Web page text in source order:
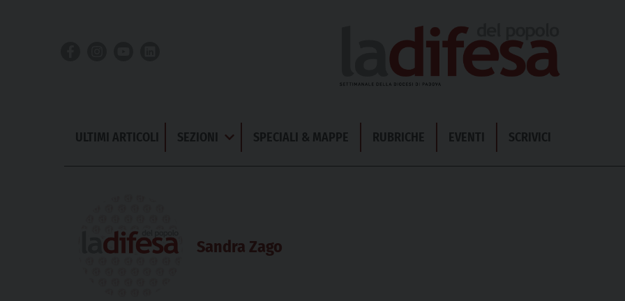
ULTIMI ARTICOLI SEZIONI
Apri
Menu
SPECIALI & MAPPE RUBRICHE EVENTI SCRIVICI
Sandra Zago